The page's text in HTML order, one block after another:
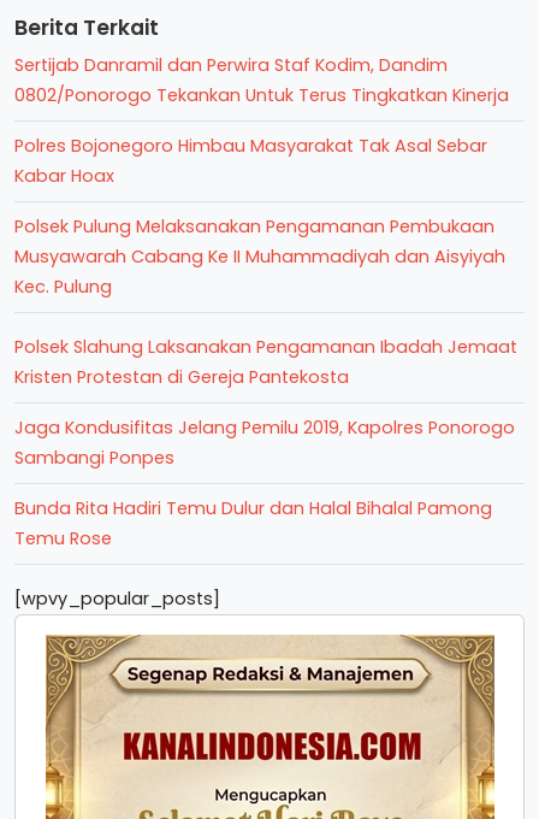
Berita Terkait
Sertijab Danramil dan Perwira Staf Kodim, Dandim
0802/Ponorogo Tekankan Untuk Terus Tingkatkan Kinerja
Polres Bojonegoro Himbau Masyarakat Tak Asal Sebar
Kabar Hoax
Polsek Pulung Melaksanakan Pengamanan Pembukaan
Musyawarah Cabang Ke II Muhammadiyah dan Aisyiyah
Kec. Pulung
Polsek Slahung Laksanakan Pengamanan Ibadah Jemaat
Kristen Protestan di Gereja Pantekosta
Jaga Kondusifitas Jelang Pemilu 2019, Kapolres Ponorogo
Sambangi Ponpes
Bunda Rita Hadiri Temu Dulur dan Halal Bihalal Pamong
Temu Rose
[wpvy_popular_posts]